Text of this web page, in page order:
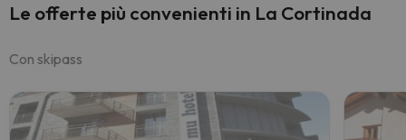
Le offerte più convenienti in La Cortinada
Con skipass